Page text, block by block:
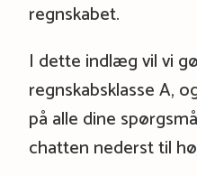
regnskabet.
I dette indlæg vil vi
regnskabsklasse A,
på alle dine
chatten nederst til